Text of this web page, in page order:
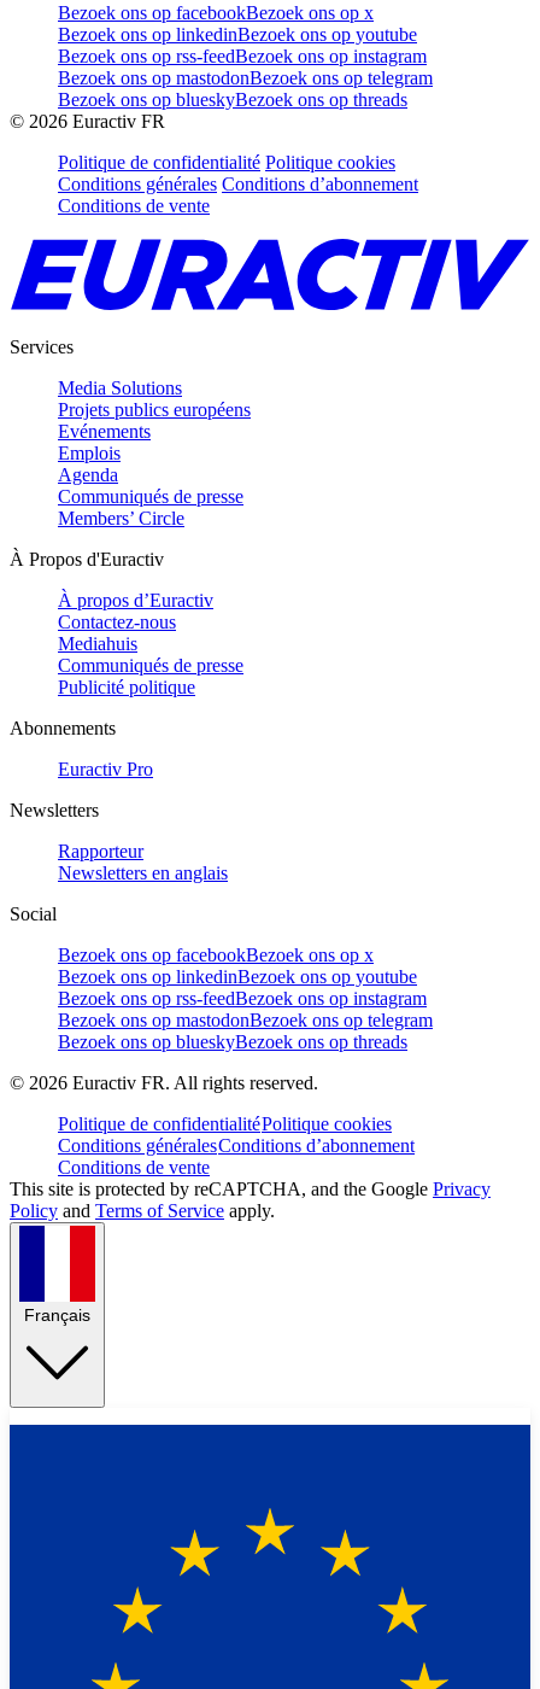
Bezoek ons op facebookBezoek ons op x
Bezoek ons op linkedinBezoek ons op youtube
Bezoek ons op rss-feedBezoek ons op instagram
Bezoek ons op mastodonBezoek ons op telegram
Bezoek ons op blueskyBezoek ons op threads
© 2026 Euractiv FR
Politique de confidentialité Politique cookies
Conditions générales Conditions d’abonnement
Conditions de vente
Services
Media Solutions
Projets publics européens
Evénements
Emplois
Agenda
Communiqués de presse
Members’ Circle
À Propos d'Euractiv
À propos d’Euractiv
Contactez-nous
Mediahuis
Communiqués de presse
Publicité politique
Abonnements
Euractiv Pro
Newsletters
Rapporteur
Newsletters en anglais
Social
Bezoek ons op facebookBezoek ons op x
Bezoek ons op linkedinBezoek ons op youtube
Bezoek ons op rss-feedBezoek ons op instagram
Bezoek ons op mastodonBezoek ons op telegram
Bezoek ons op blueskyBezoek ons op threads
© 2026 Euractiv FR. All rights reserved.
Politique de confidentialitéPolitique cookies
Conditions généralesConditions d’abonnement
Conditions de vente
This site is protected by reCAPTCHA, and the Google Privacy
Policy and Terms of Service apply.
Français